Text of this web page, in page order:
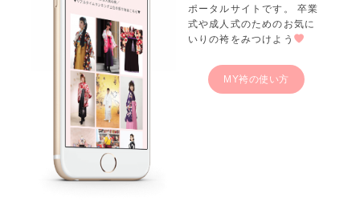
ポータルサイトです。 卒業
式や成人式のためのお気に
いりの袴をみつけよう
MY袴の使い方